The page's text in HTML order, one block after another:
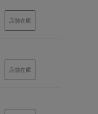
店舗在庫
店舗在庫